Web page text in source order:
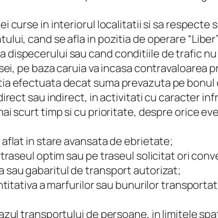
curse in interiorul localitatii si sa respecte
cand se afla in pozitia de operare
dispecerului sau cand conditiile de trafic
pe baza caruia va incasa
efectuata decat suma prevazuta pe
sau indirect, in activitati cu caracter
scurt timp si cu prioritate, despre orice
in stare avansata de ebrietate;
optim sau pe traseul solicitat ori
sau gabaritul de transport autorizat;
a marfurilor sau bunurilor
transportului de persoane, in limitele